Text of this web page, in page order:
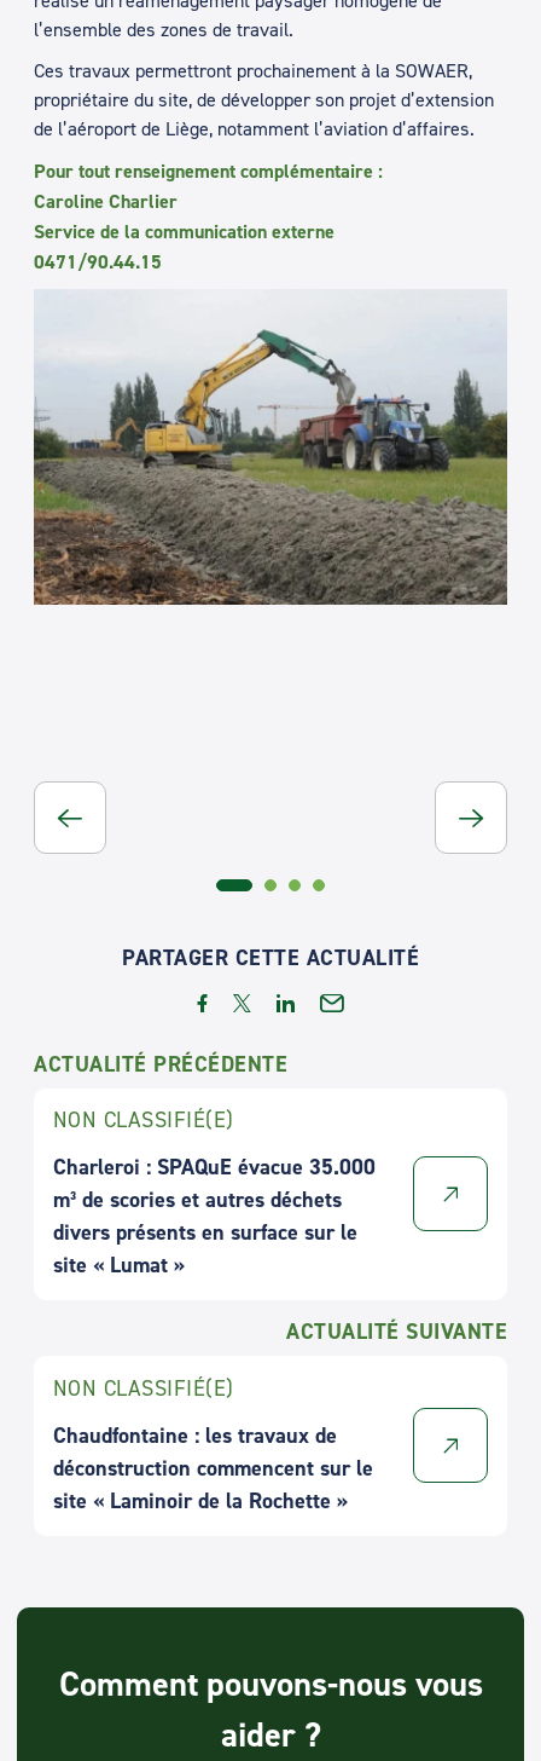
l’ensemble des zones de travail.
Ces travaux permettront prochainement à la SOWAER,
propriétaire du site, de développer son projet d’extension
de l’aéroport de Liège, notamment l’aviation d’affaires.
Pour tout renseignement complémentaire :
Caroline Charlier
Service de la communication externe
0471/90.44.15
PARTAGER CETTE ACTUALITÉ
ACTUALITÉ PRÉCÉDENTE
NON CLASSIFIÉ(E)
Charleroi : SPAQuE évacue 35.000
m³ de scories et autres déchets
divers présents en surface sur le
site « Lumat »
ACTUALITÉ SUIVANTE
NON CLASSIFIÉ(E)
Chaudfontaine : les travaux de
déconstruction commencent sur le
site « Laminoir de la Rochette »
Comment pouvons-nous vous
aider ?